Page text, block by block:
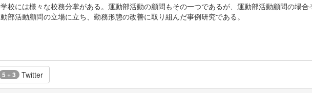
学校には様々な校務分掌がある。運動部活動の顧問もその一つであるが、運動部活動顧問の場
動部活動顧問の立場に立ち、勤務形態の改善に取り組んだ事例研究である。
5 + 3 Twitter